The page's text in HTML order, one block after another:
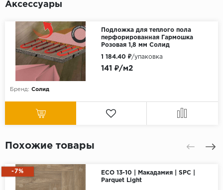
Аксессуары
Подложка для теплого пола
перфорированная Гармошка
Розовая 1,8 мм Солид
Бренд: Солид
141 ₽/м2
1 184.40 ₽/упаковка
Похожие товары
-7%
ECO 13-10 | Макадамия | SPC |
Parquet Light